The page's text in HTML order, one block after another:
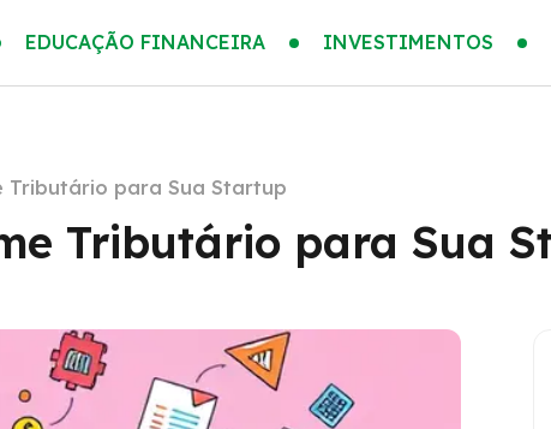
EDUCAÇÃO FINANCEIRA INVESTIMENTOS
Tributário para Sua Startup
Tributário para Sua